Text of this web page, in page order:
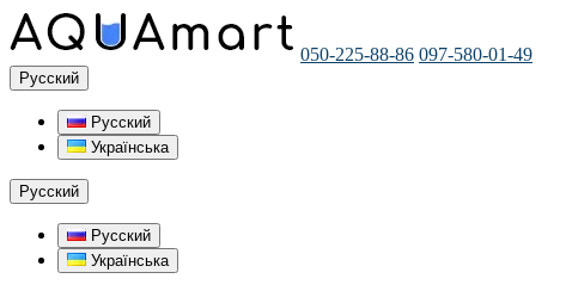
050-225-88-86 097-580-01-49
Русский
Русский
Українська
Русский
Русский
Українська